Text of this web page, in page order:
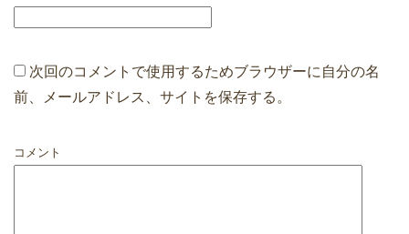
次回のコメントで使用するためブラウザーに自分の名
前、メールアドレス、サイトを保存する。
コメント